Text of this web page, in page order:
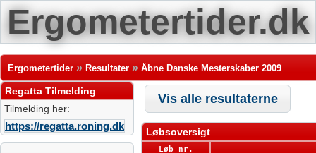
Ergometertider.dk
Ergometertider » Resultater » Åbne Danske Mesterskaber 2009
Regatta Tilmelding
Tilmelding her:
https://regatta.roning.dk
Vis alle resultaterne
Løbsoversigt
Løb nr.